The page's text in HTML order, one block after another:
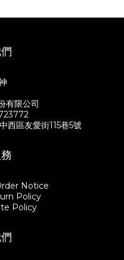
有限公司
西區友愛街115巷5號
Notice
Policy
Policy